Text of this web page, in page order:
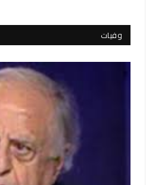
وفيات